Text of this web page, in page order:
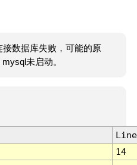
数据库失败，可能的原
未启动。
Line
14